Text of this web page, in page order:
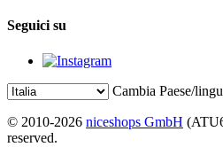
Seguici su
Cambia Paese/
© 2010-2026 niceshops GmbH
reserved.